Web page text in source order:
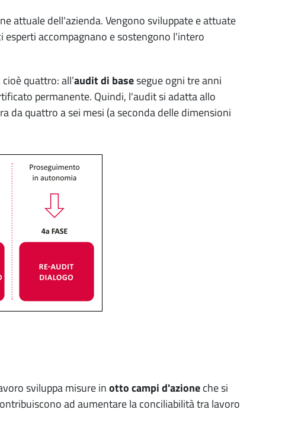
attuale dell'azienda. Vengono sviluppate e attuate
accompagnano e sostengono l'intero
quattro: all’audit di basesegue ogni tre anni
permanente. Quindi, l'audit si adatta allo
da quattro a sei mesi (a seconda delle dimensioni
sviluppa misure inotto campi d'azioneche si
ad aumentare la conciliabilità tra lavoro